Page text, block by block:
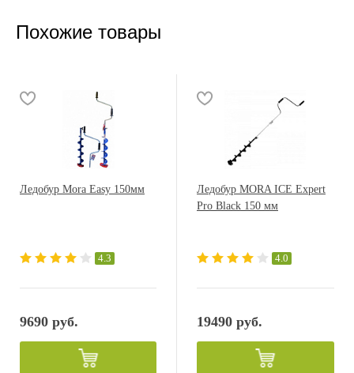
Похожие товары
Ледобур Mora Easy 150мм
4.3
9690 руб.
Ледобур MORA ICE Expert
Pro Black 150 мм
4.0
19490 руб.